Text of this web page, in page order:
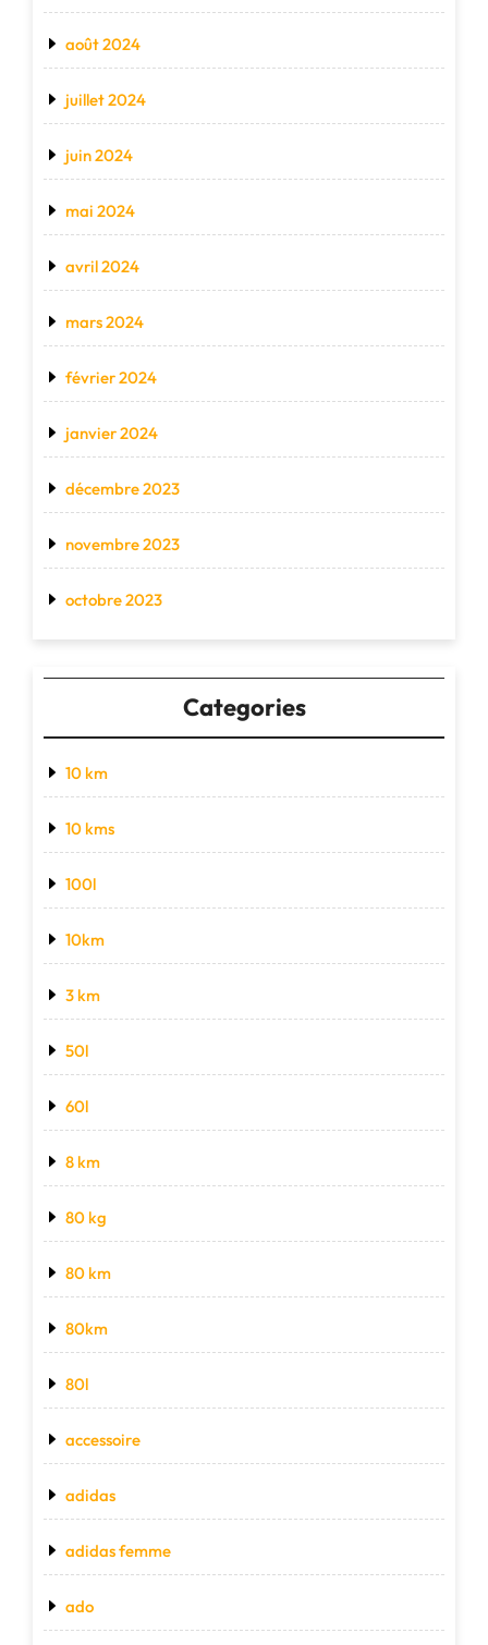
août 2024
juillet 2024
juin 2024
mai 2024
avril 2024
mars 2024
février 2024
janvier 2024
décembre 2023
novembre 2023
octobre 2023
Categories
10 km
10 kms
100l
10km
3 km
50l
60l
8 km
80 kg
80 km
80km
80l
accessoire
adidas
adidas femme
ado